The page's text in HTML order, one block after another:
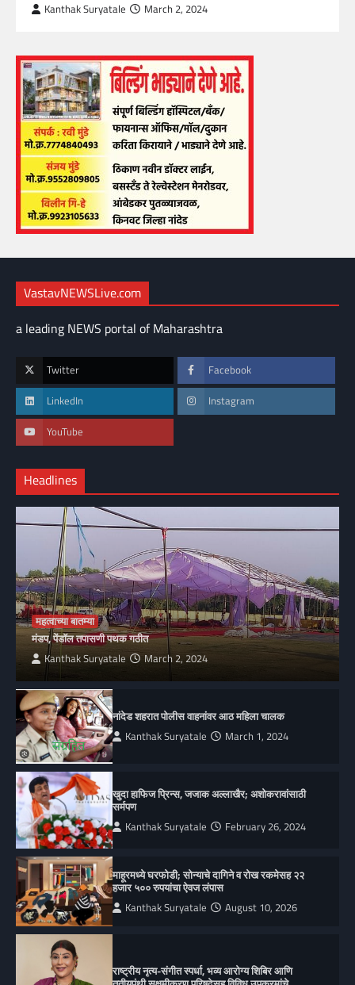
Kanthak Suryatale March 2, 2024
VastavNEWSLive.com
a leading NEWS portal of Maharashtra
Twitter Facebook
LinkedIn Instagram
YouTube
Headlines
महत्वाच्या बातम्या
मंडप, पेंडॉल तपासणी पथक गठीत
Kanthak Suryatale March 2, 2024
नांदेड शहरात पोलीस वाहनांवर आठ महिला चालक
Kanthak Suryatale March 1, 2024
खुदा हाफिज प्रिन्स, जजाक अल्लाखैर; अशोकरावांसाठी
सर्मपण
Kanthak Suryatale February 26, 2024
माहूरमध्ये घरफोडी; सोन्याचे दागिने व रोख रकमेसह २२
हजार ५०० रुपयांचा ऐवज लंपास
Kanthak Suryatale August 10, 2026
राष्ट्रीय नृत्य-संगीत स्पर्धा, भव्य आरोग्य शिबिर आणि